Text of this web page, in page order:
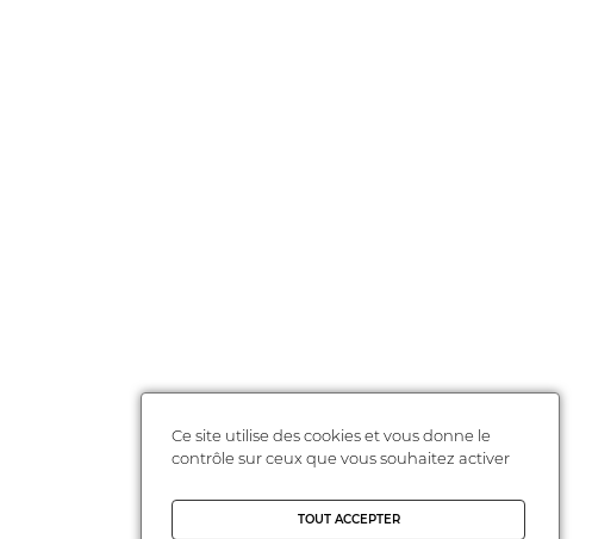
Ce site utilise des cookies et vous donne le
contrôle sur ceux que vous souhaitez activer
TOUT ACCEPTER